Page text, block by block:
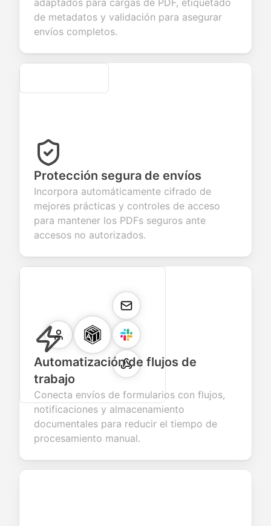
products or
account
creation.
transactions.
efficient
candidate
adaptados para cargas de PDF, etiquetado
de metadatos y validación para asegurar
envíos completos.
Secure
Protección segura de envíos
Incorpora automáticamente cifrado de
mejores prácticas y controles de acceso
para mantener los PDFs seguros ante
accesos no autorizados.
Automatización de flujos de
trabajo
Conecta envíos de formularios con flujos,
notificaciones y almacenamiento
documentales para reducir el tiempo de
procesamiento manual.